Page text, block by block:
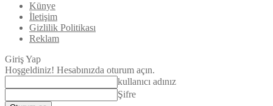
Künye
İletişim
Gizlilik Politikası
Reklam
Giriş Yap
Hoşgeldiniz! Hesabınızda oturum açın.
kullanıcı adınız
Şifre